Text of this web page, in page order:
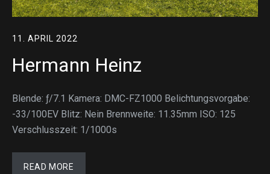
11. APRIL 2022
Hermann Heinz
Blende: ƒ/7.1 Kamera: DMC-FZ1000 Belichtungsvorgabe:
-33/100EV Blitz: Nein Brennweite: 11.35mm ISO: 125
Verschlusszeit: 1/1000s
READ MORE